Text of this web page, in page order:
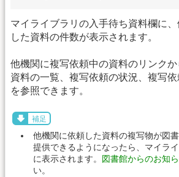
マイライブラリの入手待ち資料欄に
した資料の件数が表示されます。
他機関に複写依頼中の資料のリンク
資料の一覧、複写依頼の状況、複写
を参照できます。
補足
他機関に依頼した資料の複写物が図
提供できるようになったら、マイラ
に表示されます。 図書館からのお知
い。